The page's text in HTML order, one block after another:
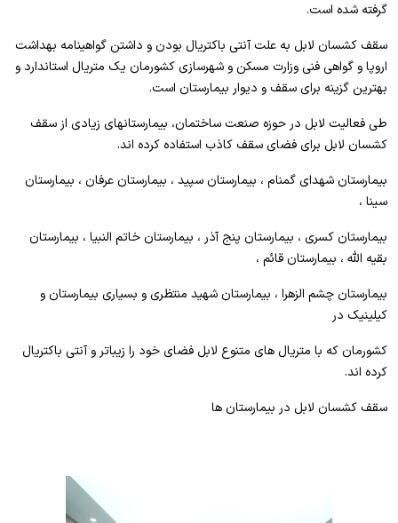
گرفته شده است.
سقف کشسان لابل به علت آنتی باکتریال بودن و داشتن گواهینامه بهداشت
اروپا و گواهی فنی وزارت مسکن و شهرسازی کشورمان یک متریال استاندارد و
بهترین گزینه برای سقف و دیوار بیمارستان است.
طی فعالیت لابل در حوزه صنعت ساختمان، بیمارستانهای زیادی از سقف
کشسان لابل برای فضای سقف کاذب استفاده کرده اند.
بیمارستان شهدای گمنام ، بیمارستان سپید ، بیمارستان عرفان ، بیمارستان
سینا ،
بیمارستان کسری ، بیمارستان پنج آذر ، بیمارستان خاتم النبیا ، بیمارستان
بقیه الله ، بیمارستان قائم ،
بیمارستان چشم الزهرا ، بیمارستان شهید منتظری و بسیاری بیمارستان و
کیلینیک در
کشورمان که با متریال های متنوع لابل فضای خود را زیباتر و آنتی باکتریال
کرده اند.
سقف کشسان لابل در بیمارستان ها